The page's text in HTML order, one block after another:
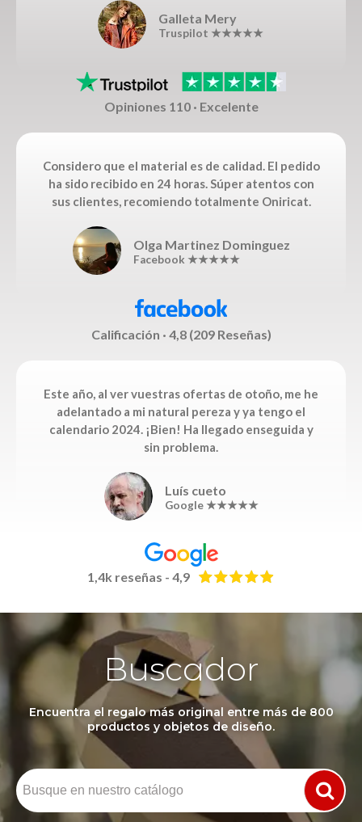
Galleta Mery
Truspilot ★★★★★
Opiniones 110 · Excelente
Considero que el material es de calidad. El pedido
ha sido recibido en 24 horas. Súper atentos con
sus clientes, recomiendo totalmente Oniricat.
Olga Martinez Dominguez
Facebook ★★★★★
Calificación · 4,8 (209 Reseñas)
Este año, al ver vuestras ofertas de otoño, me he
adelantado a mi natural pereza y ya tengo el
calendario 2024. ¡Bien! Ha llegado enseguida y
sin problema.
Luís cueto
Google ★★★★★
1,4k reseñas - 4,9
Buscador
Encuentra el regalo más original entre más de 800
productos y objetos de diseño.